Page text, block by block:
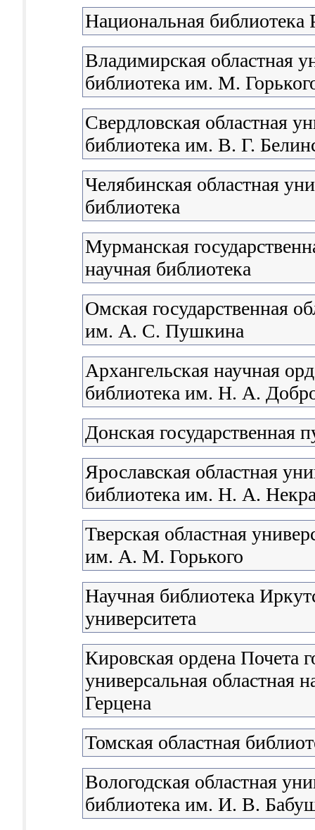
Национальная библиотека
Владимирская областная
библиотека им. М.
Свердловская областная
библиотека им. В. Г.
Челябинская областная
библиотека
Мурманская
научная библиотека
Омская государственная
им. А. С. Пушкина
Архангельская научная
библиотека им. Н. А.
Донская государственная
Ярославская областная
библиотека им. Н. А.
Тверская областная
им. А. М. Горького
Научная библиотека
университета
Кировская ордена Почета
универсальная областная
Герцена
Томская областная
Вологодская областная
библиотека им. И. В.